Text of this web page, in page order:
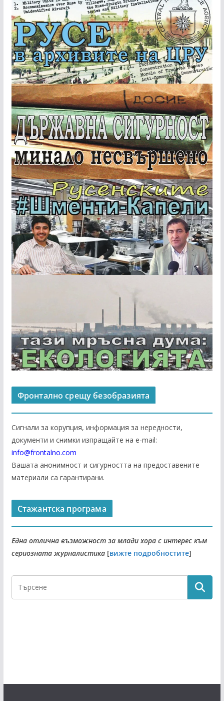
Фронтално срещу безобразията
Сигнали за корупция, информация за нередности,
документи и снимки изпращайте на е-mail:
info@frontalno.com
Вашата анонимност и сигурността на предоставените
материали са гарантирани.
Стажантска програма
Една отлична възможност за млади хора с интерес към
сериозната журналистика [вижте подробностите]